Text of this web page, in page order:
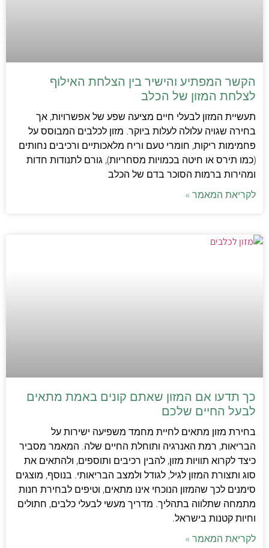
הקשר המפתיע והישיר בין הצלחת האילוף
לצלחת המזון של הכלב
תעשיית המזון לבעלי חיים מציעה שפע של אפשרויות, אך
בחירה שגויה עלולה לעלות ביוקר. מזון לכלבים המבוסס על
פחמימות ריקות, חומרי טעם וריח מלאכותיים ורכיבים נחותים
(כמו תירס או חיטה בכמויות מסחריות), גורם לתנודות חדות
ומהירות ברמות הסוכר בדם של הכלב
לקריאת המאמר »
כך תדעו אם המזון שאתם קונים באמת מתאים
לבעל החיים שלכם
בחירת מזון מתאים לחיית מחמד משפיעה ישירות על
הבריאות, רמת האנרגיה ותוחלת החיים שלה. המאמר מסביר
כיצד לקרוא תוויות מזון, להבין רכיבים ותוספים, ולהתאים את
סוג ותצורת המזון לגיל, לגודל ולמצב הבריאותי. בנוסף, מוצגים
סימנים לכך שהמזון הנוכחי אינו מתאים, וטיפים לבחירת חנות
מתמחה שתלווה בתהליך. מדריך מעשי לבעלי כלבים, חתולים
וחיות קטנות בישראל.
לקריאת המאמר »